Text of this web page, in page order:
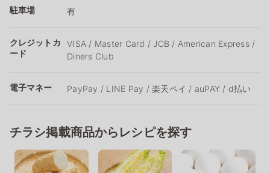
駐車場 有
クレジットカ
ード
VISA / Master Card / JCB / American Express /
Diners Club
電子マネー PayPay / LINE Pay / 楽天ペイ / auPAY / d払い
チラシ掲載商品からレシピを探す